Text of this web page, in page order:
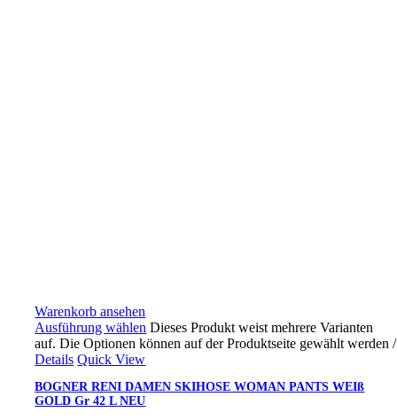
Warenkorb ansehen
Ausführung wählen Dieses Produkt weist mehrere Varianten
auf. Die Optionen können auf der Produktseite gewählt werden/
Details Quick View
BOGNER RENI DAMEN SKIHOSE WOMAN PANTS WEIß
GOLD Gr 42 L NEU